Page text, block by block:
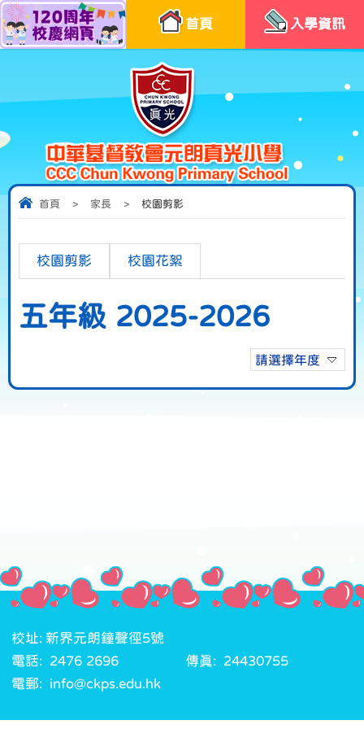
首頁 入學資訊
首頁 > 家長 > 校園剪影
校園剪影 校園花絮
五年級 2025-2026
請選擇年度
校址: 新界元朗鐘聲徑5號
電話: 2476 2696
傳真: 24430755
電郵: info@ckps.edu.hk